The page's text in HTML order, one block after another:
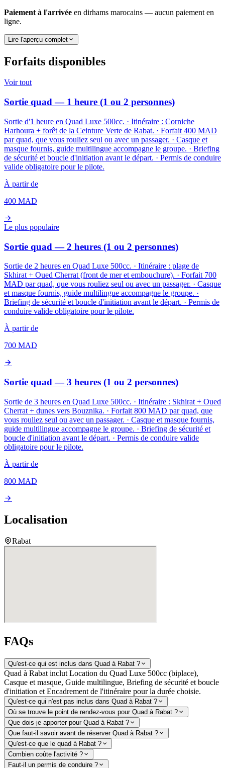
Paiement à l'arrivée en dirhams marocains — aucun paiement en
ligne.
Lire l'aperçu complet
Forfaits disponibles
Voir tout
Sortie quad — 1 heure (1 ou 2 personnes)
Sortie d'1 heure en Quad Luxe 500cc. · Itinéraire : Corniche
Harhoura + forêt de la Ceinture Verte de Rabat. · Forfait 400 MAD
par quad, que vous rouliez seul ou avec un passager. · Casque et
masque fournis, guide multilingue accompagne le groupe. · Briefing
de sécurité et boucle d'initiation avant le départ. · Permis de conduire
valide obligatoire pour le pilote.
À partir de
400 MAD
Le plus populaire
Sortie quad — 2 heures (1 ou 2 personnes)
Sortie de 2 heures en Quad Luxe 500cc. · Itinéraire : plage de
Skhirat + Oued Cherrat (front de mer et embouchure). · Forfait 700
MAD par quad, que vous rouliez seul ou avec un passager. · Casque
et masque fournis, guide multilingue accompagne le groupe. ·
Briefing de sécurité et boucle d'initiation avant le départ. · Permis de
conduire valide obligatoire pour le pilote.
À partir de
700 MAD
Sortie quad — 3 heures (1 ou 2 personnes)
Sortie de 3 heures en Quad Luxe 500cc. · Itinéraire : Skhirat + Oued
Cherrat + dunes vers Bouznika. · Forfait 800 MAD par quad, que
vous rouliez seul ou avec un passager. · Casque et masque fournis,
guide multilingue accompagne le groupe. · Briefing de sécurité et
boucle d'initiation avant le départ. · Permis de conduire valide
obligatoire pour le pilote.
À partir de
800 MAD
Localisation
Rabat
FAQs
Qu'est-ce qui est inclus dans Quad à Rabat ?
Quad à Rabat inclut Location du Quad Luxe 500cc (biplace),
Casque et masque, Guide multilingue, Briefing de sécurité et boucle
d'initiation et Encadrement de l'itinéraire pour la durée choisie.
Qu'est-ce qui n'est pas inclus dans Quad à Rabat ?
Où se trouve le point de rendez-vous pour Quad à Rabat ?
Que dois-je apporter pour Quad à Rabat ?
Que faut-il savoir avant de réserver Quad à Rabat ?
Qu'est-ce que le quad à Rabat ?
Combien coûte l'activité ?
Faut-il un permis de conduire ?